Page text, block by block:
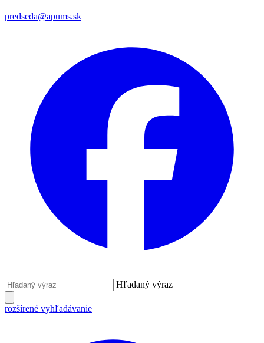
predseda@apums.sk
Hľadaný výraz
rozšírené vyhľadávanie